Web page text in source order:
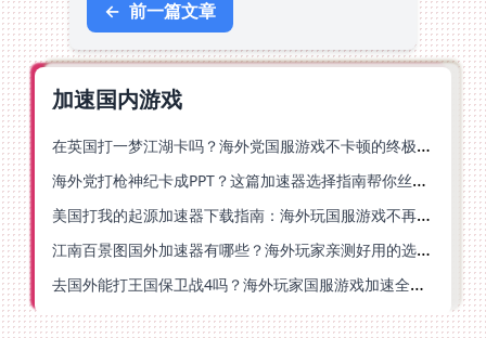
← 前一篇文章
加速国内游戏
在英国打一梦江湖卡吗？海外党国服游戏不卡顿的终极解法
海外党打枪神纪卡成PPT？这篇加速器选择指南帮你丝滑上分
美国打我的起源加速器下载指南：海外玩国服游戏不再卡的终极方案
江南百景图国外加速器有哪些？海外玩家亲测好用的选择与避坑指南
去国外能打王国保卫战4吗？海外玩家国服游戏加速全攻略（附公主连结幻想江湖实测）